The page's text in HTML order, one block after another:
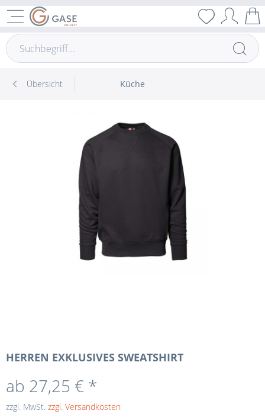
Übersicht Küche
HERREN EXKLUSIVES SWEATSHIRT
ab 27,25 € *
zzgl. MwSt. zzgl. Versandkosten